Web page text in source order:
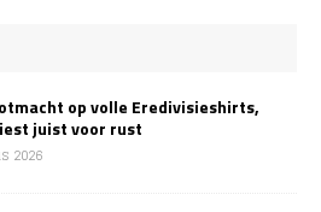
op volle Eredivisieshirts,
juist voor rust
2026